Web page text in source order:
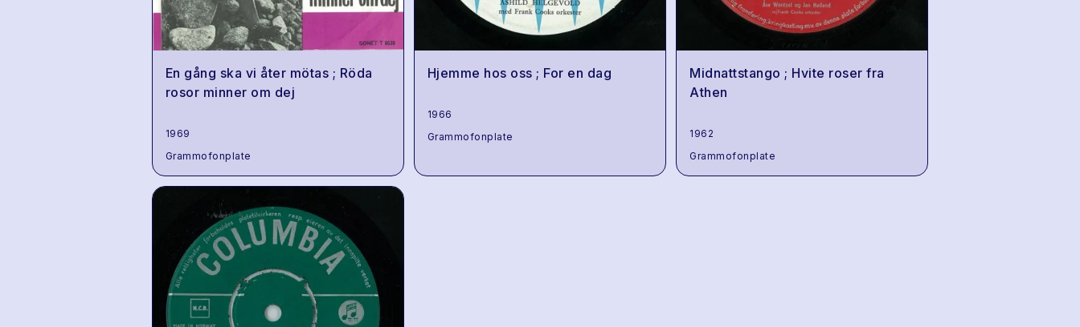
En gång ska vi åter mötas ; Röda
rosor minner om dej
1969
Grammofonplate
Hjemme hos oss ; For en dag
1966
Grammofonplate
Midnattstango ; Hvite roser fra
Athen
1962
Grammofonplate